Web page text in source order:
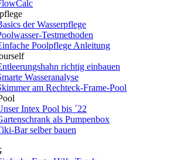
der Wasserpflege
Testmethoden
Poolpflege Anleitung
richtig einbauen
Wasseranalyse
am Rechteck-Frame-Pool
Intex Pool bis ´22
als Pumpenbox
Bar selber bauen